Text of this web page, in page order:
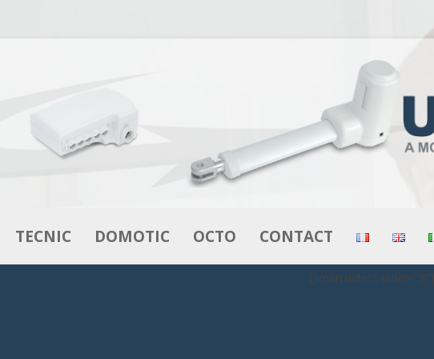
TECNIC DOMOTIC OCTO
L’INNOVATION EN LITERIE
CONTACT
[smartslider2 slider="9"]